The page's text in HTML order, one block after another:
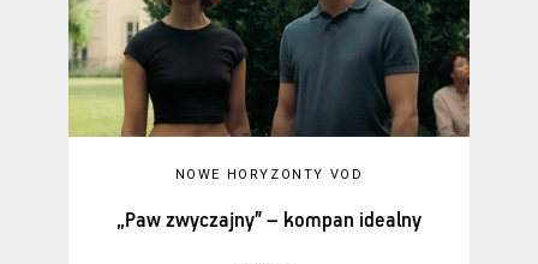
NOWE HORYZONTY VOD
„Paw zwyczajny” – kompan idealny